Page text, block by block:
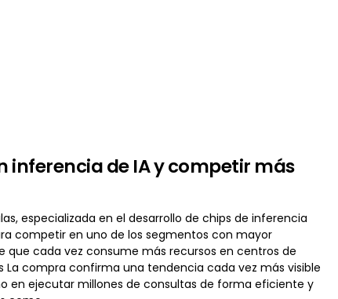
inferencia de IA y competir más
especializada en el desarrollo de chips de inferencia
competir en uno de los segmentos con mayor
cada vez consume más recursos en centros de
La compra confirma una tendencia cada vez más visible
en ejecutar millones de consultas de forma eficiente y